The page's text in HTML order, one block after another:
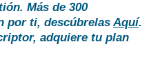
Más de 300
por ti, descúbrelasAquí.
adquiere tu plan